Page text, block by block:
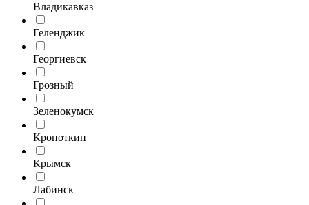
Владикавказ
Геленджик
Георгиевск
Грозный
Зеленокумск
Кропоткин
Крымск
Лабинск